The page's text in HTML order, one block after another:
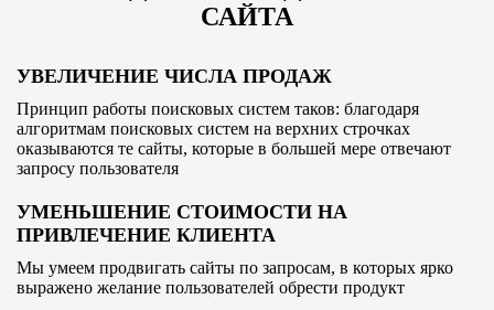
САЙТА
УВЕЛИЧЕНИЕ ЧИСЛА ПРОДАЖ
Принцип работы поисковых систем таков: благодаря
алгоритмам поисковых систем на верхних строчках
оказываются те сайты, которые в большей мере отвечают
запросу пользователя
УМЕНЬШЕНИЕ СТОИМОСТИ НА
ПРИВЛЕЧЕНИЕ КЛИЕНТА
Мы умеем продвигать сайты по запросам, в которых ярко
выражено желание пользователей обрести продукт